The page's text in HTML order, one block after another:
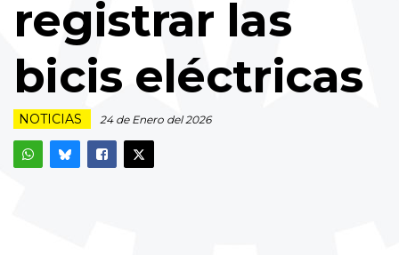
registrar las
bicis eléctricas
NOTICIAS 24 de Enero del 2026